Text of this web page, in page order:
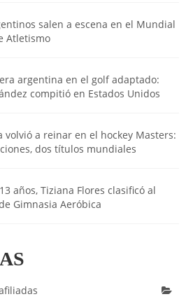
salen a escena en el Mundial
Atletismo
argentina en el golf adaptado:
compitió en Estados Unidos
volvió a reinar en el hockey Masters:
dos títulos mundiales
años, Tiziana Flores clasificó al
Gimnasia Aeróbica